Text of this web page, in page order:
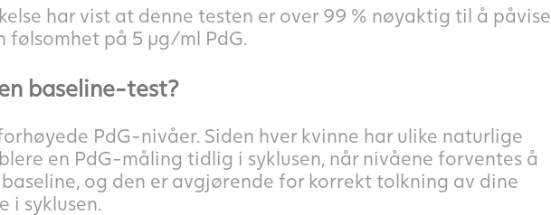
har vist at denne testen er over 99 % nøyaktig til å påvise
følsomhet på 5 µg/ml PdG.
baseline-test?
PdG-nivåer. Siden hver kvinne har ulike naturlige
en PdG-måling tidlig i syklusen, når nivåene forventes å
og den er avgjørende for korrekt tolkning av dine
i syklusen.